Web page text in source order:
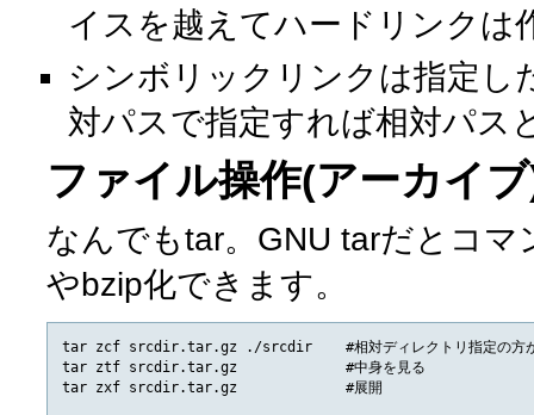
イスを越えてハードリンクは
シンボリックリンクは指定
対パスで指定すれば相対パス
ファイル操作(アーカイ
なんでもtar。GNU tarだとコ
やbzip化できます。
tar zcf srcdir.tar.gz ./srcdir    #相対ディレクトリ指定の方
tar ztf srcdir.tar.gz             #中身を見る
tar zxf srcdir.tar.gz             #展開